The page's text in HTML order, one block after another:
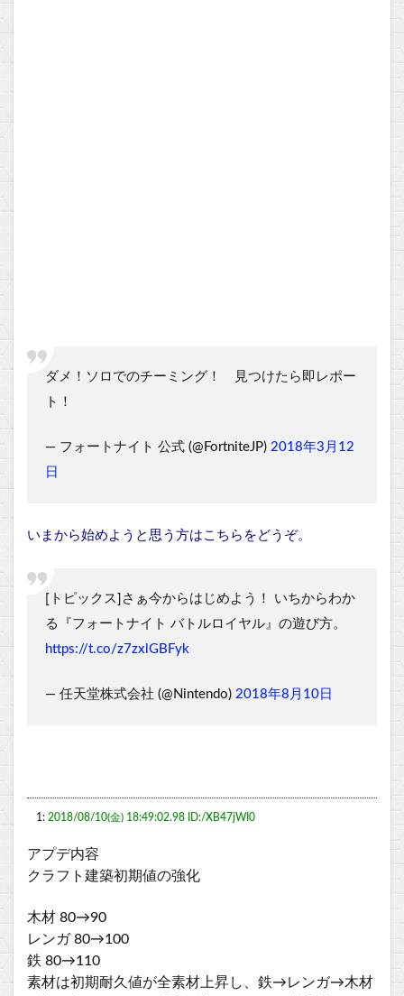
ダメ！ソロでのチーミング！ 見つけたら即レポー
ト！
— フォートナイト 公式 (@FortniteJP) 2018年3月12
日
いまから始めようと思う方はこちらをどうぞ。
[トピックス]さぁ今からはじめよう！ いちからわか
る『フォートナイト バトルロイヤル』の遊び方。
https://t.co/z7zxlGBFyk
— 任天堂株式会社 (@Nintendo) 2018年8月10日
1: 2018/08/10(金) 18:49:02.98 ID:/XB47jWI0
アプデ内容
クラフト建築初期値の強化
木材 80→90
レンガ 80→100
鉄 80→110
素材は初期耐久値が全素材上昇し、鉄→レンガ→木材